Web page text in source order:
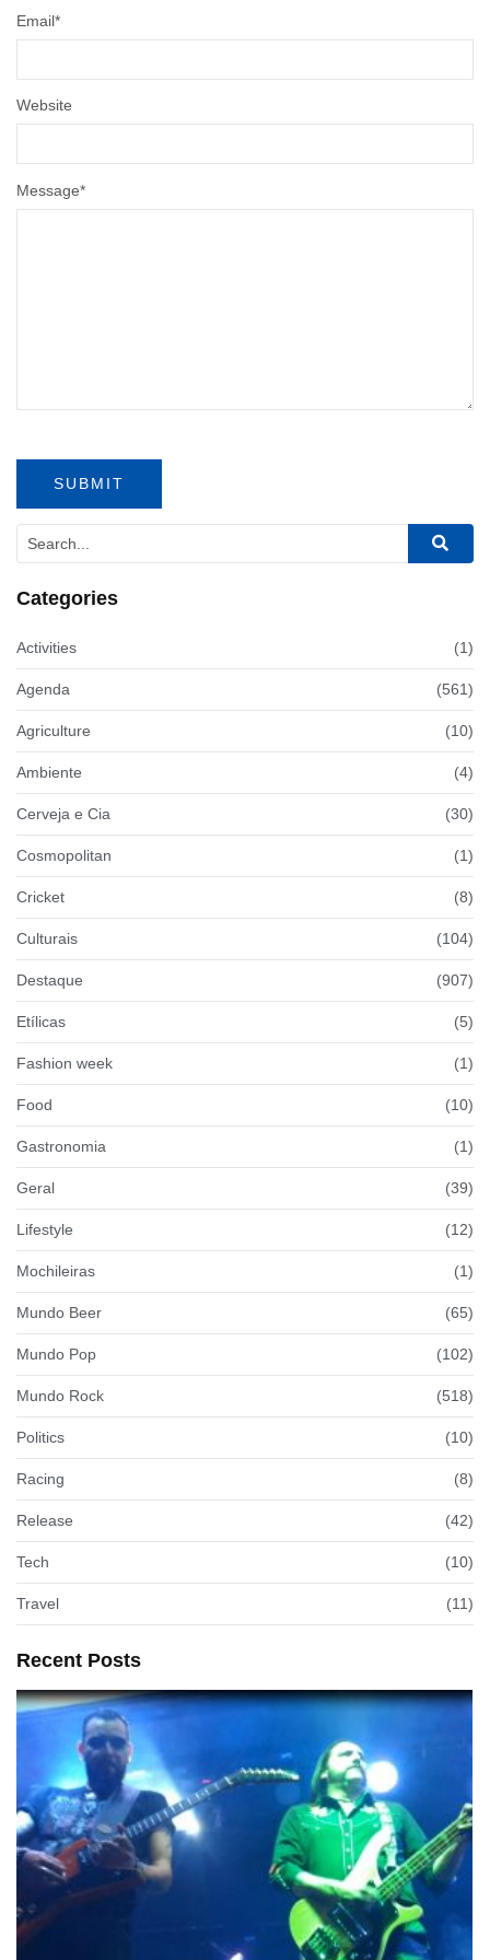
Message*
Email*
Website
Categories
Activities (1)
Agenda (561)
Agriculture (10)
Ambiente (4)
Cerveja e Cia (30)
Cosmopolitan (1)
Cricket (8)
Culturais (104)
Destaque (907)
Etílicas (5)
Fashion week (1)
Food (10)
Gastronomia (1)
Geral (39)
Lifestyle (12)
Mochileiras (1)
Mundo Beer (65)
Mundo Pop (102)
Mundo Rock (518)
Politics (10)
Racing (8)
Release (42)
Tech (10)
Travel (11)
Recent Posts